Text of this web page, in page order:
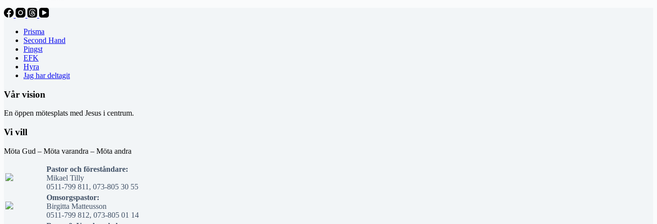
Prisma
Second Hand
Pingst
EFK
Hyra
Jag har deltagit
Vår vision
En öppen mötesplats med Jesus i centrum.
Vi vill
Möta Gud – Möta varandra – Möta andra
Pastor och föreståndare:
Mikael Tilly
0511-799 811, 073-805 30 55
Omsorgspastor:
Birgitta Matteusson
0511-799 812, 073-805 01 14